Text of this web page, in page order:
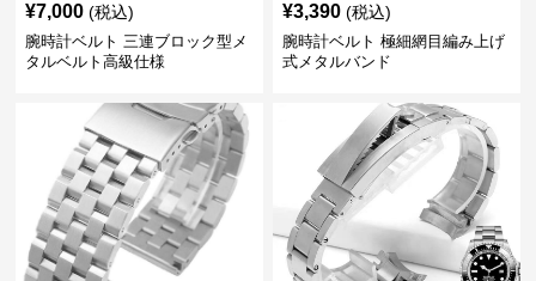
¥7,000 (税込)
腕時計ベルト 三連ブロック型メ
タルベルト高級仕様
¥3,390 (税込)
腕時計ベルト 極細網目編み上げ
式メタルバンド